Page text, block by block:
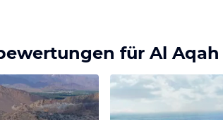
für Al Aqah